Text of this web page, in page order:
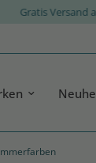
Gratis